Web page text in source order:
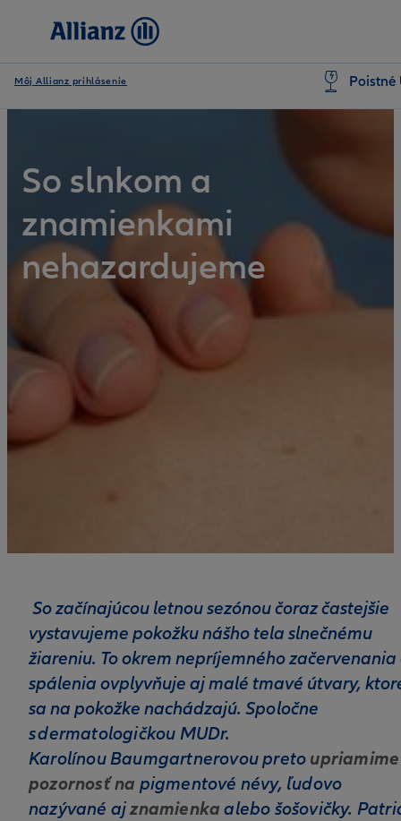
Môj Allianz prihlásenie Poistné
So slnkom a
znamienkami
nehazardujeme
So začínajúcou letnou sezónou čoraz častejšie
vystavujeme pokožku nášho tela slnečnému
žiareniu. To okrem nepríjemného začervenania
spálenia ovplyvňuje aj malé tmavé útvary,
sa na pokožke nachádzajú. Spoločne
s dermatologičkou MUDr.
Karolínou Baumgartnerovou preto upriamime
pozornosť na pigmentové névy, ľudovo
nazývané ajznamienka alebo šošovičky.